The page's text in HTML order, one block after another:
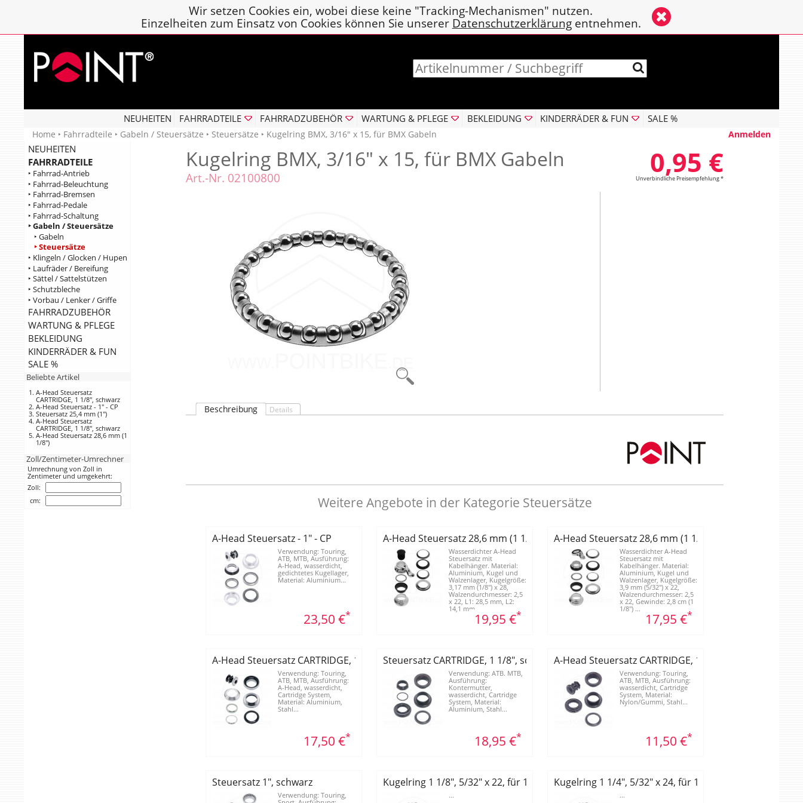
Wir setzen Cookies ein, wobei diese keine "Tracking-Mechanismen" nutzen.
Einzelheiten zum Einsatz von Cookies können Sie unserer Datenschutzerklärungentnehmen.
NEUHEITEN FAHRRADTEILE FAHRRADZUBEHÖR WARTUNG & PFLEGE BEKLEIDUNG KINDERRÄDER & FUN SALE %
Anmelden
Home ‣ Fahrradteile ‣ Gabeln / Steuersätze ‣ Steuersätze ‣ Kugelring BMX, 3/16" x 15, für BMX Gabeln
NEUHEITEN
FAHRRADTEILE
‣ Fahrrad-Antrieb
‣ Fahrrad-Beleuchtung
‣ Fahrrad-Bremsen
‣ Fahrrad-Pedale
‣ Fahrrad-Schaltung
‣ Gabeln / Steuersätze
‣ Gabeln
‣ Steuersätze
‣ Klingeln / Glocken / Hupen
‣ Laufräder / Bereifung
‣ Sättel / Sattelstützen
‣ Schutzbleche
‣ Vorbau / Lenker / Griffe
FAHRRADZUBEHÖR
WARTUNG & PFLEGE
BEKLEIDUNG
KINDERRÄDER & FUN
SALE %
Beliebte Artikel
A-Head Steuersatz
CARTRIDGE, 1 1/8", schwarz
A-Head Steuersatz - 1" - CP
Steuersatz 25,4 mm (1")
A-Head Steuersatz
CARTRIDGE, 1 1/8", schwarz
A-Head Steuersatz 28,6 mm (1
1/8")
Zoll/Zentimeter-Umrechner
Umrechnung von Zoll in
Zentimeter und umgekehrt:
Zoll:
cm:
Kugelring BMX, 3/16" x 15, für BMX Gabeln
Art.-Nr. 02100800 0,95 €
Unverbindliche Preisempfehlung *
Beschreibung Details
Weitere Angebote in der Kategorie Steuersätze
A-Head Steuersatz - 1" - CP
Verwendung: Touring,
ATB, MTB, Ausführung:
A-Head, wasserdicht,
gedichtetes Kugellager,
Material: Aluminium...
23,50 €*
A-Head Steuersatz 28,6 mm (1 1/8") verchromt
Wasserdichter A-Head
Steuersatz mit
Kabelhänger. Material:
Aluminium, Kugel und
Walzenlager, Kugelgröße:
3,17 mm (1/8") x 28,
Walzendurchmesser: 2,5
x 22, L1: 28,5 mm, L2:
14,1 mm,...
19,95 €*
A-Head Steuersatz 28,6 mm (1 1/8")
Wasserdichter A-Head
Steuersatz mit
Kabelhänger. Material:
Aluminium, Kugel und
Walzenlager, Kugelgröße:
3,9 mm (5/32") x 22,
Walzendurchmesser: 2,5
x 22, Gewinde: 2,8 cm (1
1/8") ...
17,95 €*
A-Head Steuersatz CARTRIDGE, 1 1/8", schwarz
Verwendung: Touring,
ATB, MTB, Ausführung:
A-Head, wasserdicht,
Cartridge System,
Material: Aluminium,
Stahl...
17,50 €*
Steuersatz CARTRIDGE, 1 1/8", schwarz
Verwendung: ATB. MTB,
Ausführung:
Kontermutter,
wasserdicht, Cartridge
System, Material:
Aluminium, Stahl...
18,95 €*
A-Head Steuersatz CARTRIDGE, 1 1/8", schwarz
Verwendung: Touring,
ATB, MTB, Ausführung:
wasserdicht, Cartridge
System, Material:
Nylon/Gummi, Stahl...
11,50 €*
Steuersatz 1", schwarz
Verwendung: Touring,
Kugelring 1 1/8", 5/32" x 22, für 1 1/8" Gabeln
...
Kugelring 1 1/4", 5/32" x 24, für 1 1/4" Gabeln
...